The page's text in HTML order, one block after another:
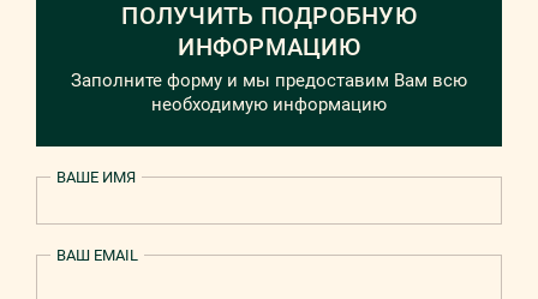
ПОЛУЧИТЬ ПОДРОБНУЮ
ИНФОРМАЦИЮ
Заполните форму и мы предоставим Вам всю
необходимую информацию
ВАШЕ ИМЯ
ВАШ EMAIL